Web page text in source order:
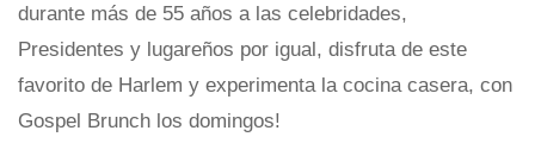
durante más de 55 años a las celebridades,
Presidentes y lugareños por igual, disfruta de este
favorito de Harlem y experimenta la cocina casera, con
Gospel Brunch los domingos!